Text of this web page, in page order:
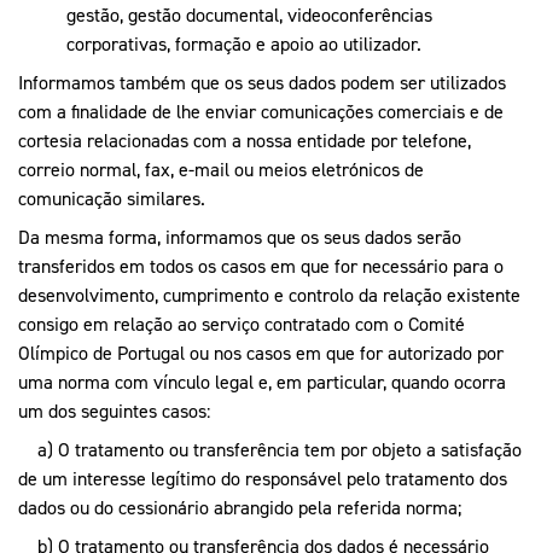
gestão, gestão documental, videoconferências
corporativas, formação e apoio ao utilizador.
Informamos também que os seus dados podem ser utilizados
com a finalidade de lhe enviar comunicações comerciais e de
cortesia relacionadas com a nossa entidade por telefone,
correio normal, fax, e-mail ou meios eletrónicos de
comunicação similares.
Da mesma forma, informamos que os seus dados serão
transferidos em todos os casos em que for necessário para o
desenvolvimento, cumprimento e controlo da relação existente
consigo em relação ao serviço contratado com o Comité
Olímpico de Portugal ou nos casos em que for autorizado por
uma norma com vínculo legal e, em particular, quando ocorra
um dos seguintes casos:
a) O tratamento ou transferência tem por objeto a satisfação
de um interesse legítimo do responsável pelo tratamento dos
dados ou do cessionário abrangido pela referida norma;
b) O tratamento ou transferência dos dados é necessário